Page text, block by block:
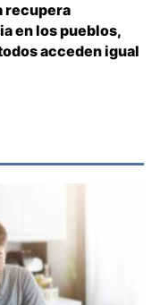
recupera
en los pueblos,
acceden igual